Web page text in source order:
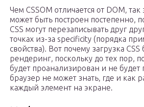
Чем CSSOM отличается от DOM,
может быть построен постепенно,
CSS могут перезаписывать друг
точках из-за specificity (порядка
свойства). Вот почему загрузка
рендеринг, поскольку до тех пор,
будет проанализирован и не будет
браузер не может знать, где и как
каждый элемент на экране.